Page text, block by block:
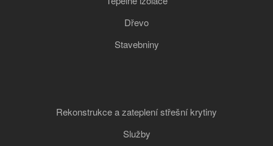
Dřevo
Stavebniny
Rekonstrukce a zateplení střešní krytiny
Služby